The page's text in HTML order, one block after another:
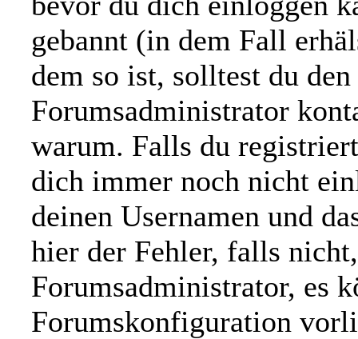
gebannt (in dem Fall
dem so ist, solltest du
Forumsadministrator
warum. Falls du
dich immer noch nicht
deinen Usernamen und
hier der Fehler, falls
Forumsadministrator, es
Forumskonfiguration